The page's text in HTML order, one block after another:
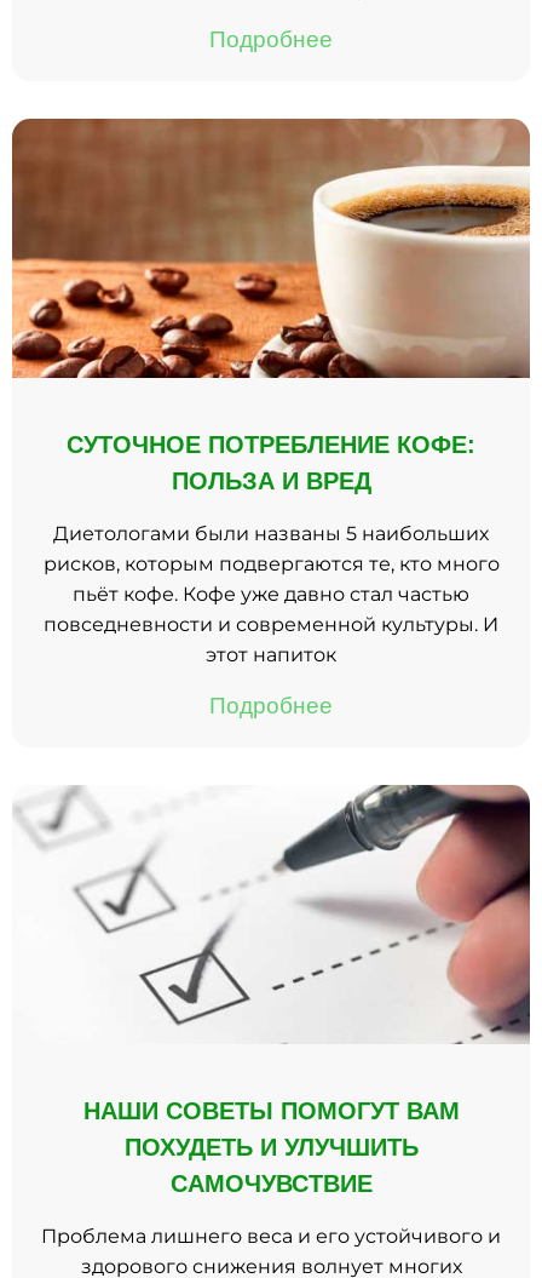
Подробнее
СУТОЧНОЕ ПОТРЕБЛЕНИЕ КОФЕ:
ПОЛЬЗА И ВРЕД
Диетологами были названы 5 наибольших
рисков, которым подвергаются те, кто много
пьёт кофе. Кофе уже давно стал частью
повседневности и современной культуры. И
этот напиток
Подробнее
НАШИ СОВЕТЫ ПОМОГУТ ВАМ
ПОХУДЕТЬ И УЛУЧШИТЬ
САМОЧУВСТВИЕ
Проблема лишнего веса и его устойчивого и
здорового снижения волнует многих